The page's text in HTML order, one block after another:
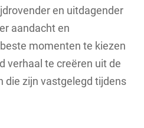
en uitdagender
aandacht en
momenten te kiezen
verhaal te creëren uit de
die zijn vastgelegd tijdens